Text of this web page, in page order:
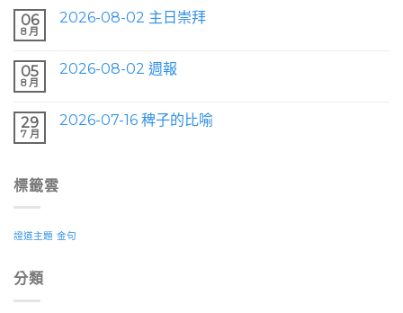
06
8 月
2026-08-02 主日崇拜
05
8 月
2026-08-02 週報
29
7 月
2026-07-16 稗子的比喻
標籤雲
證道主題 金句
分類